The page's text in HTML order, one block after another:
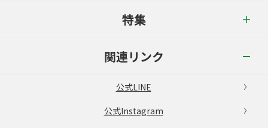
特集
関連リンク
公式LINE
公式Instagram